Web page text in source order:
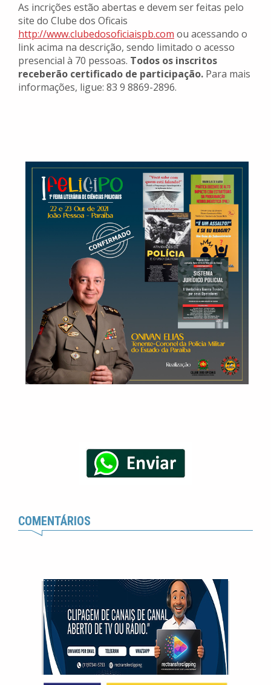
As incrições estão abertas e devem ser feitas pelo
site do Clube dos Oficais
http://www.clubedosoficiaispb.com ou acessando o
link acima na descrição, sendo limitado o acesso
presencial à 70 pessoas. Todos os inscritos
receberão certificado de participação. Para mais
informações, ligue: 83 9 8869-2896.
COMENTÁRIOS